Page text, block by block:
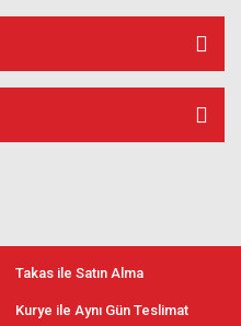
Takas ile Satın Alma
Kurye ile Aynı Gün Teslimat